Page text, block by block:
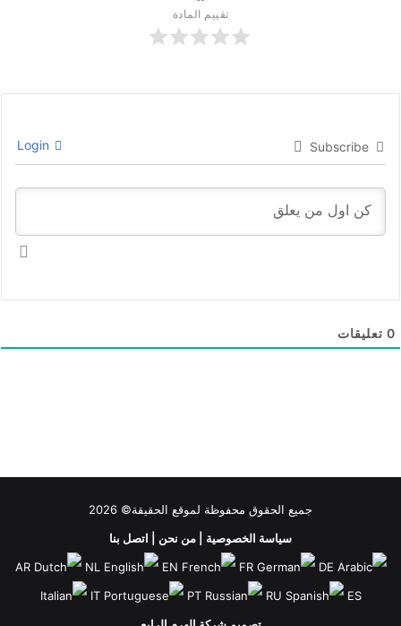
تقييم المادة
Subscribe
0 تعليقات
جميع الحقوق محفوظة لموقع الحقيقة© 2026
سياسة الخصوصية
من نحن
اتصل بنا
AR
NL EN FR
DE
IT
PT RU
ES